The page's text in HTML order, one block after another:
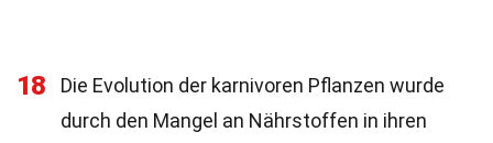
18
Die Evolution der karnivoren Pflanzen wurde
durch den Mangel an Nährstoffen in ihren